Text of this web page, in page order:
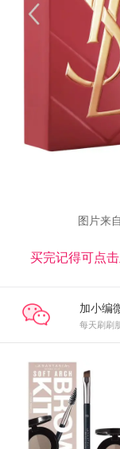
图片来
买完记得可点
加小编
每天刷刷